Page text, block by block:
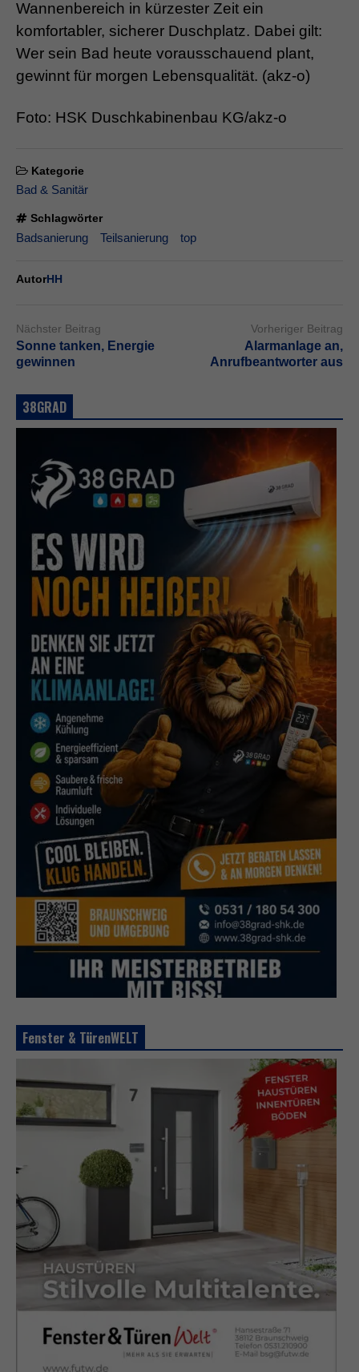
Wannenbereich in kürzester Zeit ein
komfortabler, sicherer Duschplatz. Dabei gilt:
Wer sein Bad heute vorausschauend plant,
gewinnt für morgen Lebensqualität. (akz-o)
Foto: HSK Duschkabinenbau KG/akz-o
Kategorie
Bad & Sanitär
Schlagwörter
Badsanierung Teilsanierung top
AutorHH
Nächster Beitrag
Sonne tanken, Energie
gewinnen
Vorheriger Beitrag
Alarmanlage an,
Anrufbeantworter aus
38GRAD
Fenster & TürenWELT